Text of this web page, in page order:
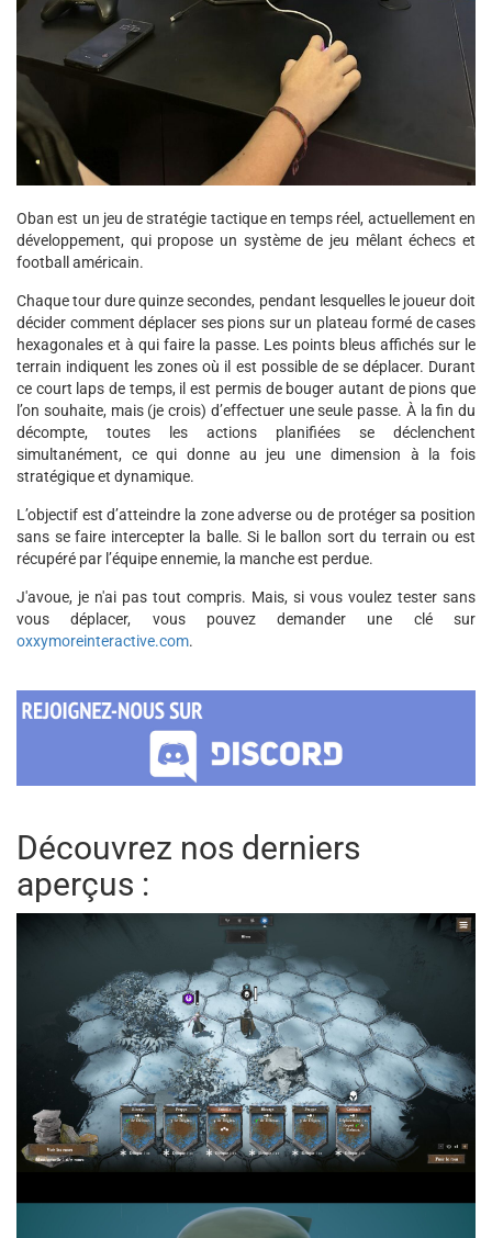
Oban est un jeu de stratégie tactique en temps réel, actuellement en
développement, qui propose un système de jeu mêlant échecs et
football américain.
Chaque tour dure quinze secondes, pendant lesquelles le joueur doit
décider comment déplacer ses pions sur un plateau formé de cases
hexagonales et à qui faire la passe. Les points bleus affichés sur le
terrain indiquent les zones où il est possible de se déplacer. Durant
ce court laps de temps, il est permis de bouger autant de pions que
l’on souhaite, mais (je crois) d’effectuer une seule passe. À la fin du
décompte, toutes les actions planifiées se déclenchent
simultanément, ce qui donne au jeu une dimension à la fois
stratégique et dynamique.
L’objectif est d’atteindre la zone adverse ou de protéger sa position
sans se faire intercepter la balle. Si le ballon sort du terrain ou est
récupéré par l’équipe ennemie, la manche est perdue.
J'avoue, je n'ai pas tout compris. Mais, si vous voulez tester sans
vous déplacer, vous pouvez demander une clé sur
oxxymoreinteractive.com.
Découvrez nos derniers
aperçus :